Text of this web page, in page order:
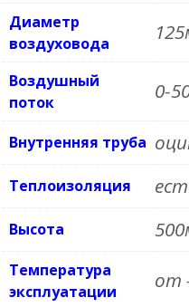
Диаметр
воздуховода
Воздушный
поток
0-
Внутренняя труба
Теплоизоляция
Высота
Температура
эксплуатации
от